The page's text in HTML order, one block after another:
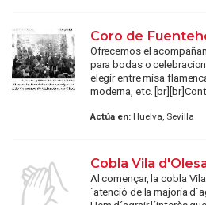
Coro de
Ofrecemos el
para bodas o
elegir entre misa
moderna, etc.
Actúa en:Huelva, Sevilla
Cobla Vila
Al començar, la cobla
´atenció de la majoria